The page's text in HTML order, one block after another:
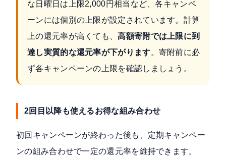
な日曜日は上限2,000円相当など、各キャンペ
ーンには個別の上限が設定されています。計算
上の還元率が高くても、高額寄附では上限に到
達し実質的な還元率が下がります。寄附前に必
ず各キャンペーンの上限を確認しましょう。
2回目以降も使えるお得な組み合わせ
初回キャンペーンが終わった後も、定期キャンペー
ンの組み合わせで一定の還元率を維持できます。